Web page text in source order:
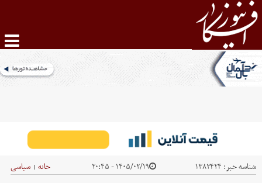
شناسه خبر: ۱۳۸۳۴۲۴ ۱۴۰۵/۰۲/۱۹ - ۲۰:۴۵ خانه | سیاسی